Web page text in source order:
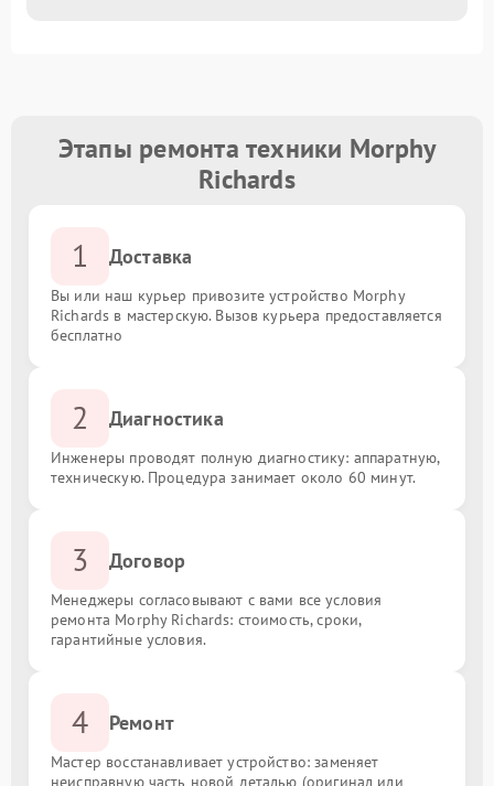
Этапы ремонта техники Morphy
Richards
1 Доставка
Вы или наш курьер привозите устройство Morphy
Richards в мастерскую. Вызов курьера предоставляется
бесплатно
2 Диагностика
Инженеры проводят полную диагностику: аппаратную,
техническую. Процедура занимает около 60 минут.
3 Договор
Менеджеры согласовывают с вами все условия
ремонта Morphy Richards: стоимость, сроки,
гарантийные условия.
4 Ремонт
Мастер восстанавливает устройство: заменяет
неисправную часть новой деталью (оригинал или